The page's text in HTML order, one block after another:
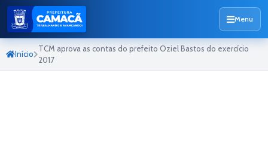
Menu
Início
TCM aprova as contas do prefeito Oziel Bastos do exercício
2017